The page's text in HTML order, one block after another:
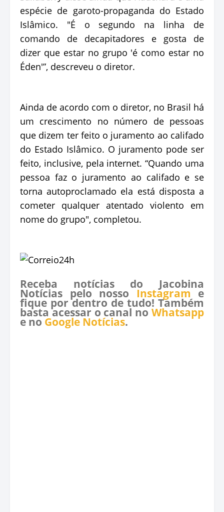
espécie de garoto-propaganda do Estado
Islâmico. "É o segundo na linha de
comando de decapitadores e gosta de
dizer que estar no grupo 'é como estar no
Éden'”, descreveu o diretor.
Ainda de acordo com o diretor, no Brasil há
um crescimento no número de pessoas
que dizem ter feito o juramento ao califado
do Estado Islâmico. O juramento pode ser
feito, inclusive, pela internet. “Quando uma
pessoa faz o juramento ao califado e se
torna autoproclamado ela está disposta a
cometer qualquer atentado violento em
nome do grupo", completou.
Receba notícias do Jacobina
Notícias pelo nosso Instagram e
fique por dentro de tudo! Também
basta acessar o canal no Whatsapp
e no Google Notícias.